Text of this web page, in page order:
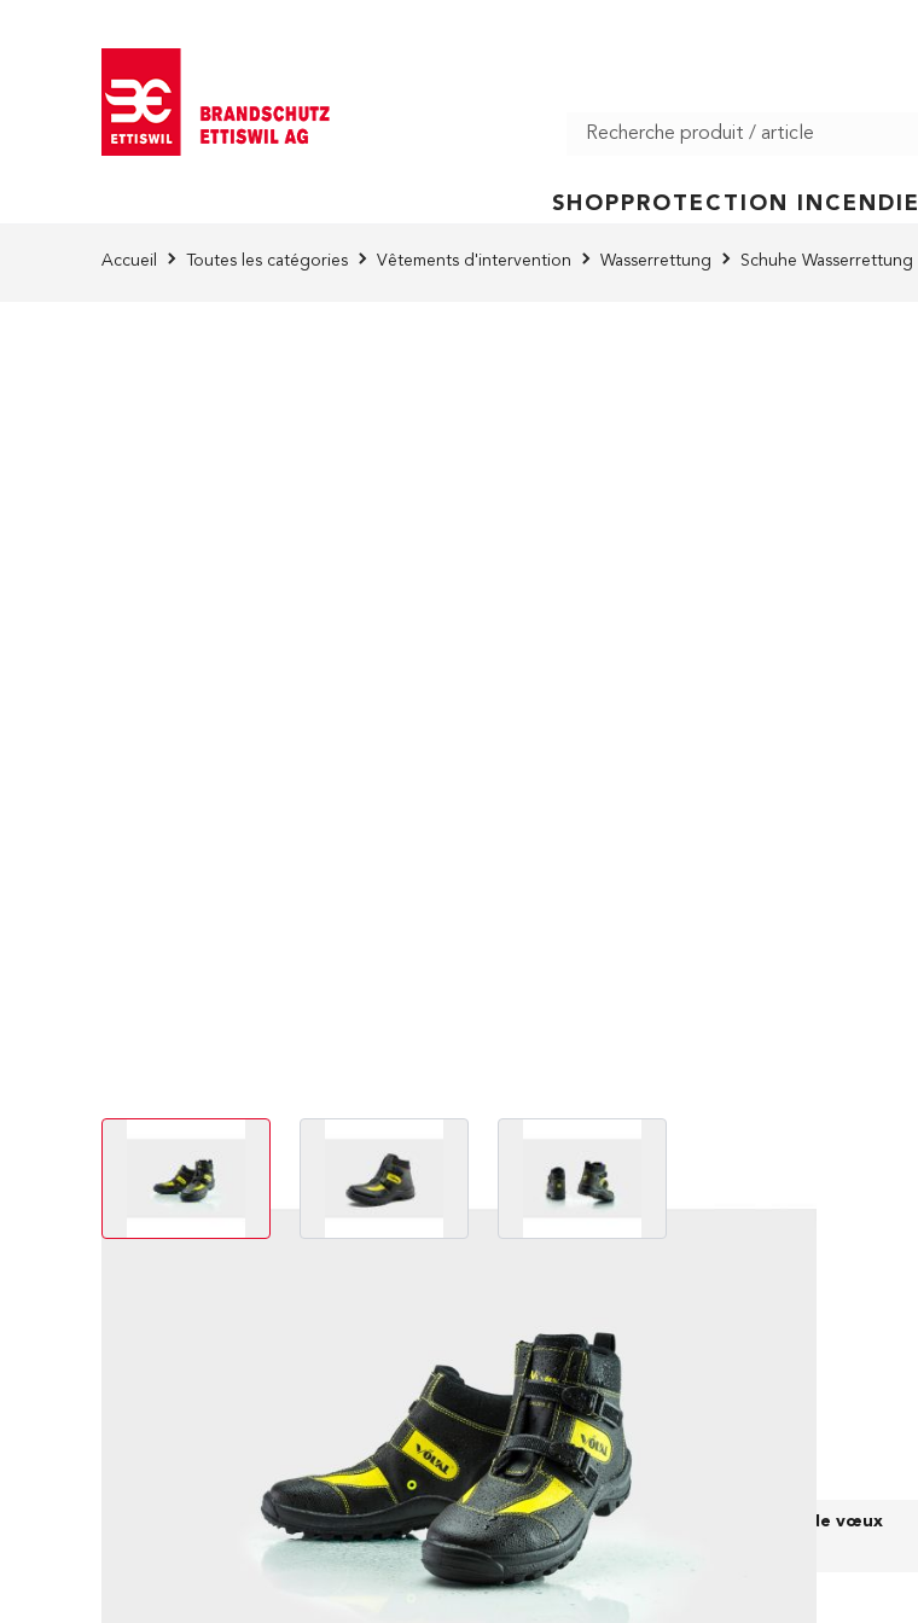
SHOP PROTECTION INCENDIE
Accueil Toutes les catégories Vêtements d'intervention Wasserrettung Schuhe Wasserrettung
Tailles Prix (sans TVA) Liste de vœux